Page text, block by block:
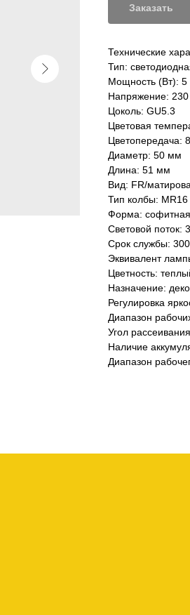
Заказать
Технические
Тип:
Мощность (Вт): 5
Напряжение:
Цоколь: GU5.3
Цветовая
Цветопередача:
Диаметр: 50 мм
Длина: 51 мм
Вид: FR/
Тип колбы: MR16
Форма: софитная
Световой поток:
Срок службы:
Эквивалент
Цветность:
Назначение:
Регулировка
Диапазон
Угол
Наличие
Диапазон